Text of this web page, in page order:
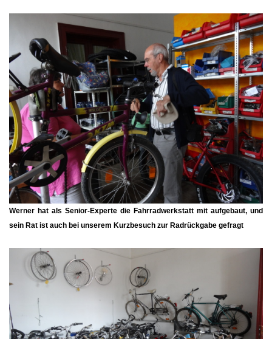
Werner hat als Senior-Experte die Fahrradwerkstatt mit aufgebaut, und
sein Rat ist auch bei unserem Kurzbesuch zur Radrückgabe gefragt